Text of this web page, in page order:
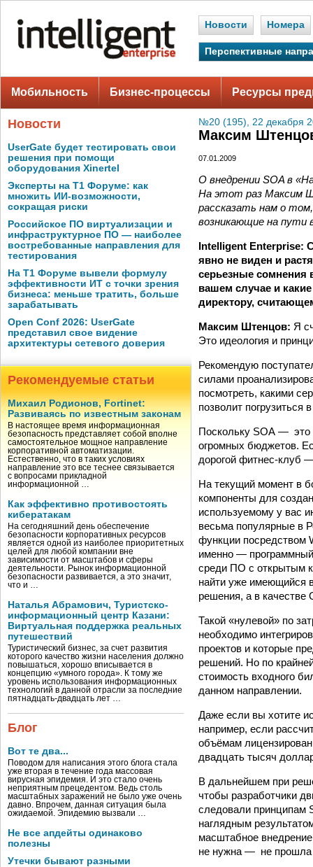
Новости Номера
Перспективные
Мобильность Бизнес-процессы Ресурсы
Новости
UserGate будет тестировать свои
решения при помощи
оборудования Xinertel
Эксперты на Т1 Форуме: как
множить ИИ-возможности,
сокращая риски
Российское ПО виртуализации и
инфраструктурное ПО — наиболее
востребованные направления для
тестирования
На Т1 Форуме вывели формулу
эффективности ИТ с точки зрения
бизнеса: меньше тратить, больше
зарабатывать
Open Conf 2026: UserGate
представил свое видение
архитектуры сетевого доверия
Рекомендуемые статьи
Михаил Родионов, Fortinet:
Развиваясь по известным законам
В настоящее время информационная
безопасность представляет собой вполне
самостоятельное мощное направление
корпоративной автоматизации.
Естественно, что в таких условиях
направление это все теснее связывается
с вопросами прикладной
информационной …
Как эффективно противостоять
кибератакам
На сегодняшний день обеспечение
безопасности корпоративных ресурсов
является одной из наиболее приоритетных
целей для любой компании вне
зависимости от масштабов и сферы
деятельности. Рынок информационной
безопасности развивается, а это значит,
что и …
Наталья Абрамович, Туристско-
информационный центр Казани:
Виртуальная поддержка реальных
путешествий
Туристический бизнес, за счет развития
которого качество жизни населения должно
повышаться, хорошо вписывается в
концепцию «умного города». К тому же
уровень использования информационных
технологий в данной отрасли за последние
пятнадцать-двадцать лет …
Блог
Вот те два...
Поводом для написания этого блога стала
уже вторая в течение года массовая
вирусная эпидемия. И это стало очень
неприятным прецедентом. Ведь столь
масштабных заражений не было уже очень
давно. Впрочем, данная ситуация была
ожидаемой. Эпидемию вызвали …
Не все апдейты одинаково
полезны
Утечки бывают разными
№20 (195), 22 декабря
Максим
07.01.2009
О внедрении SOA в
На этот раз Максим
рассказать нам о
возникающие на пути
Intelligent Enterprise:
явно не виден и
серьезные сомнения
вашем случае и
директору,
Максим Штенцов: Я
Это идеология и
Рекомендую
силами
посмотреть, какими
позволит погрузиться
Поскольку SOA — это
огромных бюджетов.
дорогой фитнес-клуб
На текущий момент в
компоненты для
используемому у вас
весьма популярные в
функции посредством
имен­но —
среди ПО с открытым
найти уже имеющийся
решения, а в качестве
Такой «нулевой» по
необходимо
проектов и которые
решений. Но по
стоимость входного
данном направлении.
Даже если вы хотите
например, если
объёмам
двадцать тысяч
В дальнейшем при
чтобы разработчики
следовали принципам
наглядным
масштабное
не нужна — не прошла